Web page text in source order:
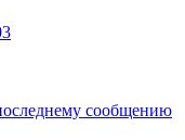
сообщению